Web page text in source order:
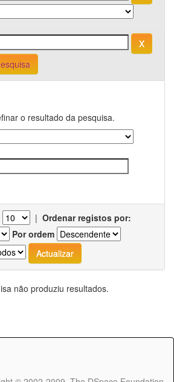
o resultado da pesquisa.
| Ordenar registos por:
Por ordem
não produziu resultados.